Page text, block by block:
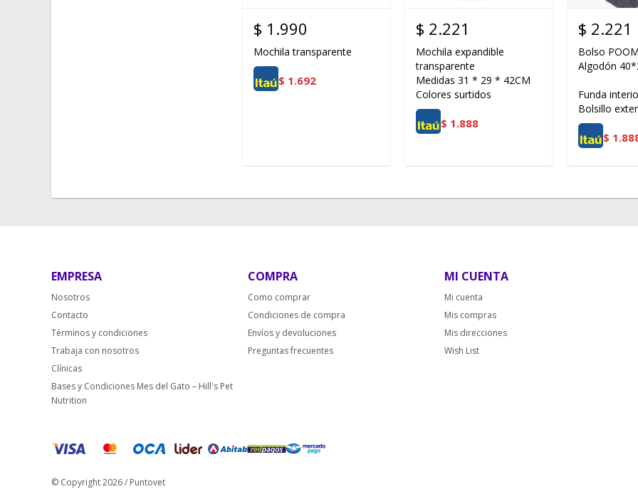
$ 1.990
Mochila transparente
$ 1.692
$ 2.221
Mochila expandible
transparente
Medidas 31 * 29 * 42CM
Colores surtidos
$ 1.888
$ 2.221
Bolso
Algodón
Funda
Bolsillo
$
EMPRESA
Nosotros
Contacto
Términos y condiciones
Trabaja con nosotros
Clínicas
Bases y Condiciones Mes del Gato – Hill's Pet
Nutrition
COMPRA
Como comprar
Condiciones de compra
Envíos y devoluciones
Preguntas frecuentes
MI CUENTA
Mi cuenta
Mis compras
Mis direcciones
Wish List
© Copyright 2026 / Puntovet